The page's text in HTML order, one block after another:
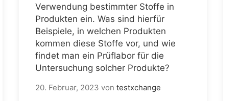
Verwendung bestimmter Stoffe in
Produkten ein. Was sind hierfür
Beispiele, in welchen Produkten
kommen diese Stoffe vor, und wie
findet man ein Prüflabor für die
Untersuchung solcher Produkte?
20. Februar, 2023 von testxchange